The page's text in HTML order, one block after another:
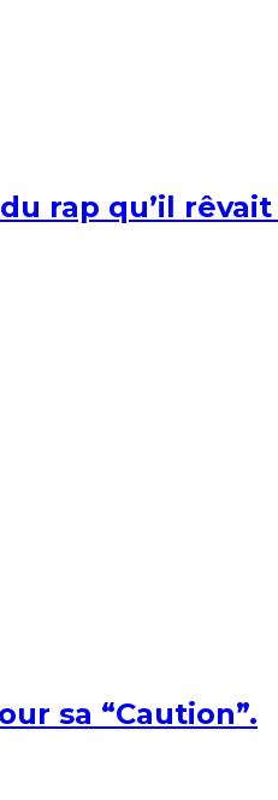
rap qu’il rêvait
sa “Caution”.